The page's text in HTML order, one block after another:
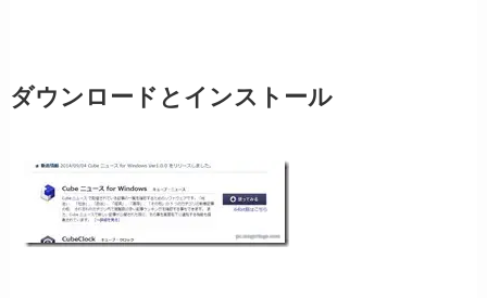
ダウンロードとインストール